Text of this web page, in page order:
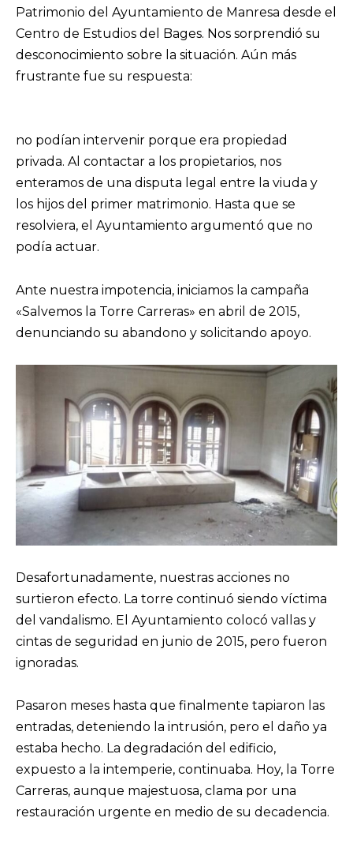
Patrimonio del Ayuntamiento de Manresa desde el
Centro de Estudios del Bages. Nos sorprendió su
desconocimiento sobre la situación. Aún más
frustrante fue su respuesta:
no podían intervenir porque era propiedad
privada. Al contactar a los propietarios, nos
enteramos de una disputa legal entre la viuda y
los hijos del primer matrimonio. Hasta que se
resolviera, el Ayuntamiento argumentó que no
podía actuar.
Ante nuestra impotencia, iniciamos la campaña
«Salvemos la Torre Carreras» en abril de 2015,
denunciando su abandono y solicitando apoyo.
Desafortunadamente, nuestras acciones no
surtieron efecto. La torre continuó siendo víctima
del vandalismo. El Ayuntamiento colocó vallas y
cintas de seguridad en junio de 2015, pero fueron
ignoradas.
Pasaron meses hasta que finalmente tapiaron las
entradas, deteniendo la intrusión, pero el daño ya
estaba hecho. La degradación del edificio,
expuesto a la intemperie, continuaba. Hoy, la Torre
Carreras, aunque majestuosa, clama por una
restauración urgente en medio de su decadencia.